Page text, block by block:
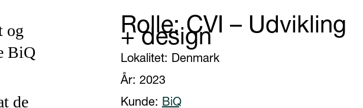
og
BiQ
de
Rolle: CVI – Udvikling
+ design
Lokalitet: Denmark
År: 2023
Kunde: BiQ